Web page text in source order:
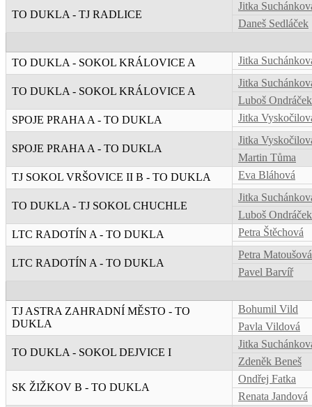
TO DUKLA - TJ RADLICE
Jitka
Daneš Sedláček
TO DUKLA - SOKOL KRÁLOVICE A Jitka
TO DUKLA - SOKOL KRÁLOVICE A
Jitka
Luboš Ondráček
SPOJE PRAHA A - TO DUKLA
Jitka
SPOJE PRAHA A - TO DUKLA
Jitka
Martin Tůma
TJ SOKOL VRŠOVICE II B - TO DUKLA
Eva Bláhová
TO DUKLA - TJ SOKOL CHUCHLE
Jitka
Luboš Ondráček
LTC RADOTÍN A - TO DUKLA
Petra Štěchová
LTC RADOTÍN A - TO DUKLA
Petra Matoušová
Pavel Barvíř
TJ ASTRA ZAHRADNÍ MĚSTO - TO
DUKLA
Bohumil Vild
Pavla Vildová
TO DUKLA - SOKOL DEJVICE I
Jitka
Zdeněk Beneš
SK ŽIŽKOV B - TO DUKLA
Ondřej Fatka
Renata Jandová